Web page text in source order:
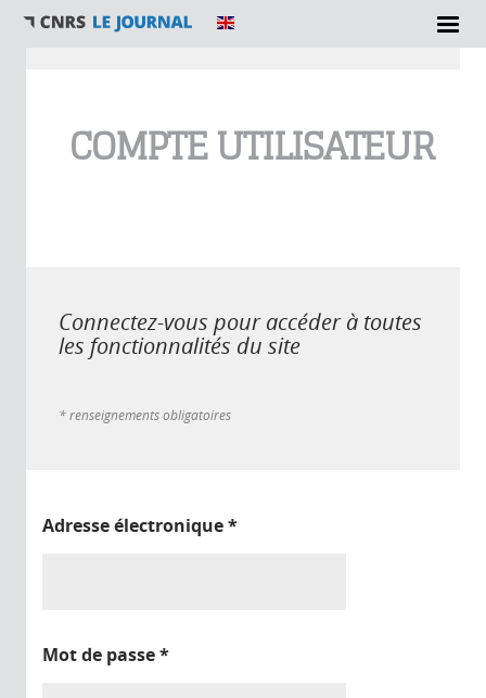
COMPTE UTILISATEUR
Connectez-vous pour accéder à toutes
les fonctionnalités du site
* renseignements obligatoires
Adresse électronique*
Mot de passe*